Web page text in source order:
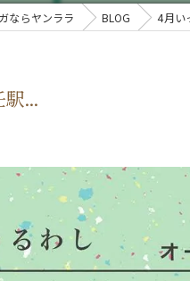
ならヤンララ BLOG 4月い
...